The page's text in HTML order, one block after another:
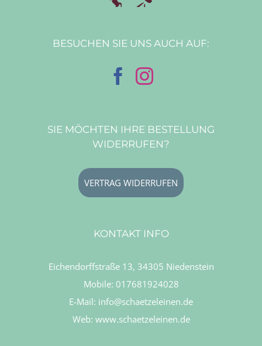
BESUCHEN SIE UNS AUCH AUF:
SIE MÖCHTEN IHRE BESTELLUNG
WIDERRUFEN?
VERTRAG WIDERRUFEN
KONTAKT INFO
Eichendorffstraße 13, 34305 Niedenstein
Mobile: 017681924028
E-Mail: info@schaetzeleinen.de
Web: www.schaetzeleinen.de